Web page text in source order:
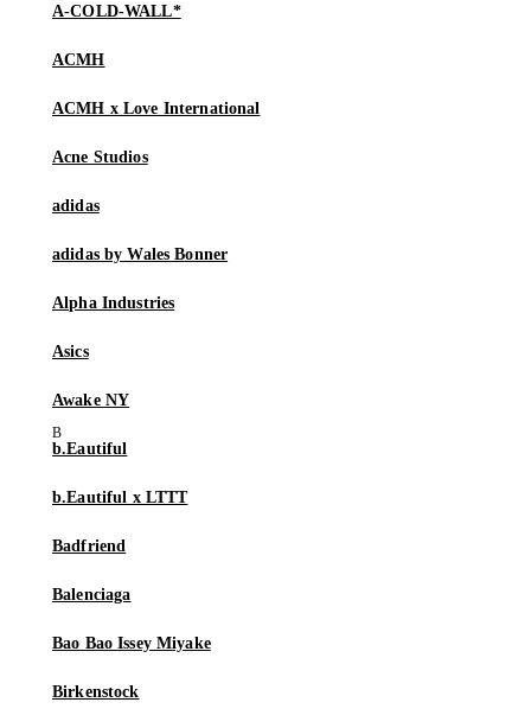
A-COLD-WALL*
ACMH
ACMH x Love International
Acne Studios
adidas
adidas by Wales Bonner
Alpha Industries
Asics
Awake NY
b.Eautiful
b.Eautiful x LTTT
Badfriend
Balenciaga
Bao Bao Issey Miyake
Birkenstock